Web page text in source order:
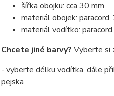
šířka obojku: cca 30 mm
materiál obojek:
materiál vodítko:
Chcete jiné barvy? Vyberte si
- vyberte délku vodítka, dále
pejska